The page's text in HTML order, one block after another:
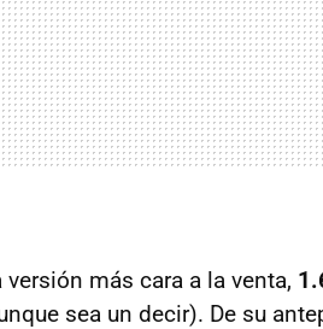
más cara a la venta,
sea un decir). De su